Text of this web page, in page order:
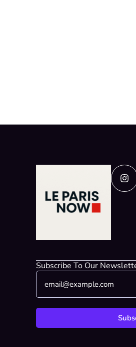
Subscribe To Our
*
m
a
l
E
a
*